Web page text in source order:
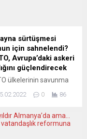
sürtüşmesi
için sahnelendi?
Avrupa’daki askeri
güçlendirecek
ülkelerinin savunma
artan gerilimin
ve
ittifakın
0 86